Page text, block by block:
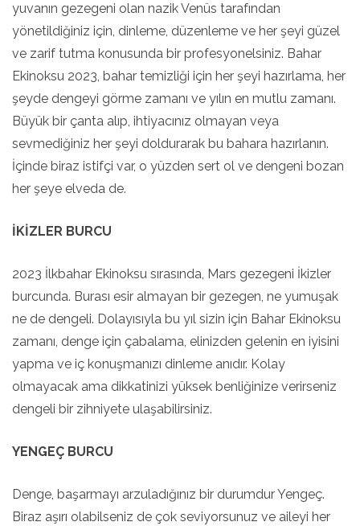
yuvanın gezegeni olan nazik Venüs tarafından
yönetildiğiniz için, dinleme, düzenleme ve her şeyi güzel
ve zarif tutma konusunda bir profesyonelsiniz. Bahar
Ekinoksu 2023, bahar temizliği için her şeyi hazırlama, her
şeyde dengeyi görme zamanı ve yılın en mutlu zamanı.
Büyük bir çanta alıp, ihtiyacınız olmayan veya
sevmediğiniz her şeyi doldurarak bu bahara hazırlanın.
İçinde biraz istifçi var, o yüzden sert ol ve dengeni bozan
her şeye elveda de.
İKİZLER BURCU
2023 İlkbahar Ekinoksu sırasında, Mars gezegeni İkizler
burcunda. Burası esir almayan bir gezegen, ne yumuşak
ne de dengeli. Dolayısıyla bu yıl sizin için Bahar Ekinoksu
zamanı, denge için çabalama, elinizden gelenin en iyisini
yapma ve iç konuşmanızı dinleme anıdır. Kolay
olmayacak ama dikkatinizi yüksek benliğinize verirseniz
dengeli bir zihniyete ulaşabilirsiniz.
YENGEÇ BURCU
Denge, başarmayı arzuladığınız bir durumdur Yengeç.
Biraz aşırı olabilseniz de çok seviyorsunuz ve aileyi her